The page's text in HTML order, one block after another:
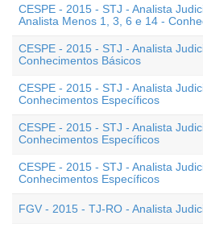
CESPE - 2015 - STJ - Analista
Analista Menos 1, 3, 6 e 14 -
CESPE - 2015 - STJ - Analista
Conhecimentos Básicos
CESPE - 2015 - STJ - Analista
Conhecimentos Específicos
CESPE - 2015 - STJ - Analista
Conhecimentos Específicos
CESPE - 2015 - STJ - Analista
Conhecimentos Específicos
FGV - 2015 - TJ-RO - Analista